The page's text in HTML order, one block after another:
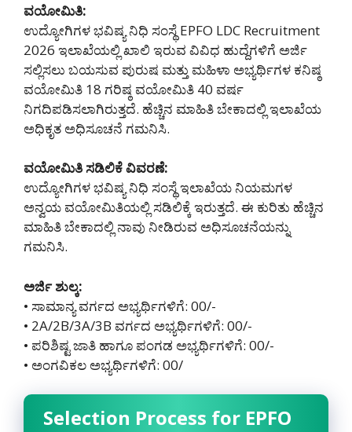
ವಯೋಮಿತಿ:
ಉದ್ಯೋಗಿಗಳ ಭವಿಷ್ಯ ನಿಧಿ ಸಂಸ್ಥೆ EPFO LDC Recruitment
2026 ಇಲಾಖೆಯಲ್ಲಿ ಖಾಲಿ ಇರುವ ವಿವಿಧ ಹುದ್ದೆಗಳಿಗೆ ಅರ್ಜಿ
ಸಲ್ಲಿಸಲು ಬಯಸುವ ಪುರುಷ ಮತ್ತು ಮಹಿಳಾ ಅಭ್ಯರ್ಥಿಗಳ ಕನಿಷ್ಠ
ವಯೋಮಿತಿ 18 ಗರಿಷ್ಠ ವಯೋಮಿತಿ 40 ವರ್ಷ
ನಿಗದಿಪಡಿಸಲಾಗಿರುತ್ತದೆ. ಹೆಚ್ಚಿನ ಮಾಹಿತಿ ಬೇಕಾದಲ್ಲಿ ಇಲಾಖೆಯ
ಅಧಿಕೃತ ಅಧಿಸೂಚನೆ ಗಮನಿಸಿ.
ವಯೋಮಿತಿ ಸಡಿಲಿಕೆ ವಿವರಣೆ:
ಉದ್ಯೋಗಿಗಳ ಭವಿಷ್ಯ ನಿಧಿ ಸಂಸ್ಥೆ ಇಲಾಖೆಯ ನಿಯಮಗಳ
ಅನ್ವಯ ವಯೋಮಿತಿಯಲ್ಲಿ ಸಡಿಲಿಕ್ಕೆ ಇರುತ್ತದೆ. ಈ ಕುರಿತು ಹೆಚ್ಚಿನ
ಮಾಹಿತಿ ಬೇಕಾದಲ್ಲಿ ನಾವು ನೀಡಿರುವ ಅಧಿಸೂಚನೆಯನ್ನು
ಗಮನಿಸಿ.
ಅರ್ಜಿ ಶುಲ್ಕ:
• ಸಾಮಾನ್ಯ ವರ್ಗದ ಅಭ್ಯರ್ಥಿಗಳಿಗೆ: 00/-
• 2A/2B/3A/3B ವರ್ಗದ ಅಭ್ಯರ್ಥಿಗಳಿಗೆ: 00/-
• ಪರಿಶಿಷ್ಟ ಜಾತಿ ಹಾಗೂ ಪಂಗಡ ಅಭ್ಯರ್ಥಿಗಳಿಗೆ: 00/-
• ಅಂಗವಿಕಲ ಅಭ್ಯರ್ಥಿಗಳಿಗೆ: 00/
Selection Process for EPFO